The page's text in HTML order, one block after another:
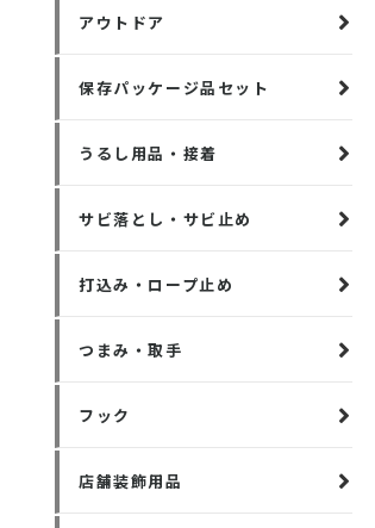
アウトドア
保存パッケージ品セット
うるし用品・接着
サビ落とし・サビ止め
打込み・ロープ止め
つまみ・取手
フック
店舗装飾用品